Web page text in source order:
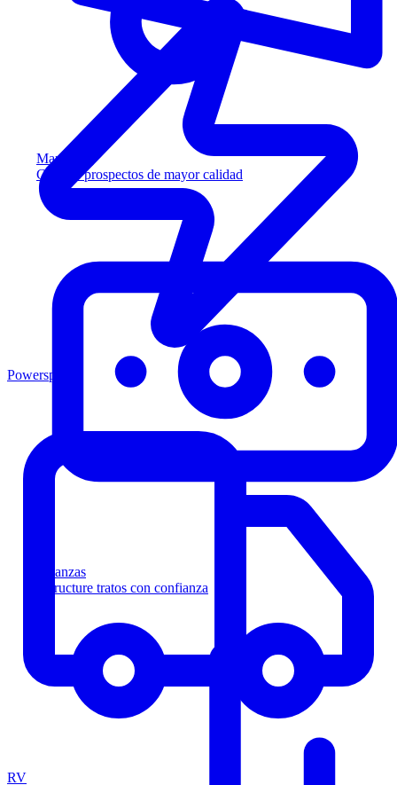
Marketing
Capture prospectos de mayor calidad
Finanzas
Estructure tratos con confianza
Powersports
RV